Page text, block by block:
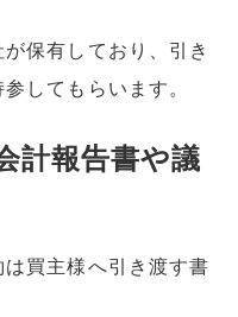
保有しており、引き
してもらいます。
計報告書や議
買主様へ引き渡す書